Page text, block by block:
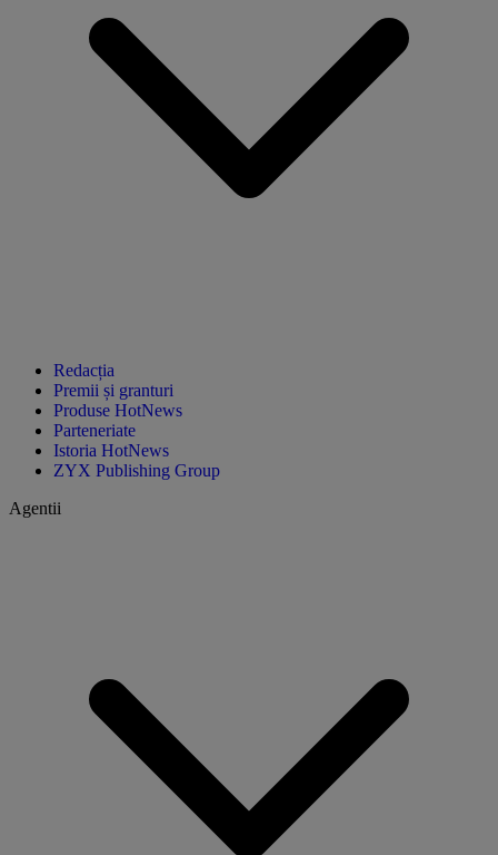
Redacția
Premii și granturi
Produse HotNews
Parteneriate
Istoria HotNews
ZYX Publishing Group
Agentii